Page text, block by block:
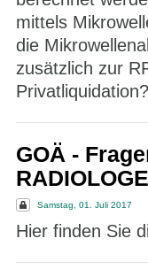
mittels
die
zusätzlich zur
GOÄ -
RADIOLOGE
Samstag, 01. Juli 2017
Hier finden Sie